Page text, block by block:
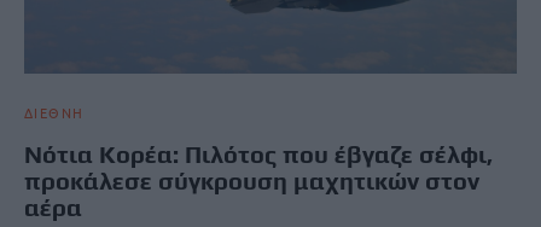
ΔΙΕΘΝΗ
Νότια Κορέα: Πιλότος που έβγαζε σέλφι,
προκάλεσε σύγκρουση μαχητικών στον
αέρα